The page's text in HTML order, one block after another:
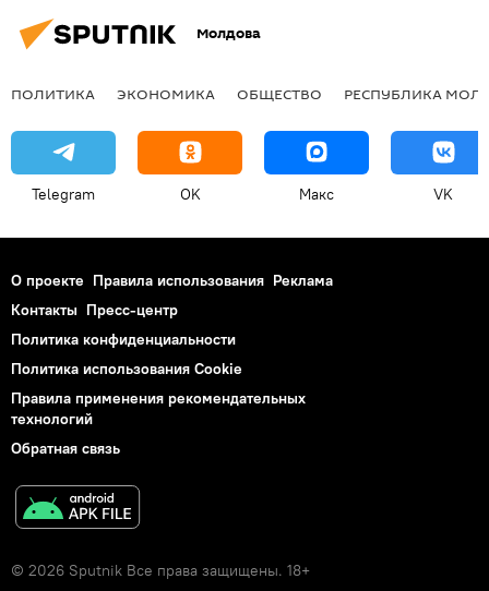
Молдова
ПОЛИТИКА ЭКОНОМИКА ОБЩЕСТВО РЕСПУБЛИКА
Telegram OK Макс VK
О проекте Правила использования Реклама
Контакты Пресс-центр
Политика конфиденциальности
Политика использования Cookie
Правила применения рекомендательных
технологий
Обратная связь
© 2026 Sputnik Все права защищены. 18+